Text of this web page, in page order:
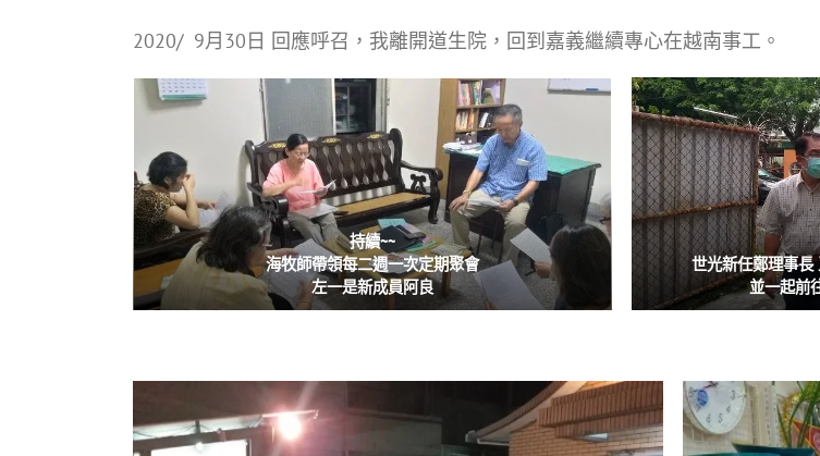
2020/ 9月30日 回應呼召，我離開道生院，回到嘉義繼續專心在越南事工。
持續~~
海牧師帶領每二週一次定期聚會
左一是新成員阿良
世光新任鄭理事長
並一起前